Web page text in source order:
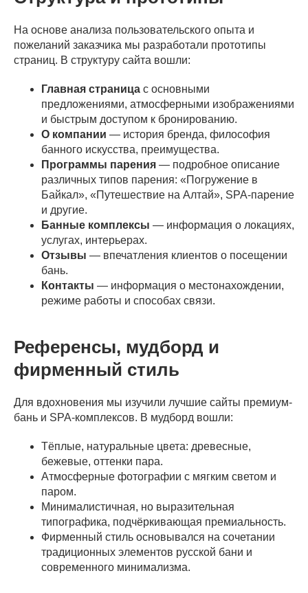
На основе анализа пользовательского опыта и
пожеланий заказчика мы разработали прототипы
страниц. В структуру сайта вошли:
Главная страница с основными
предложениями, атмосферными изображениями
и быстрым доступом к бронированию.
О компании — история бренда, философия
банного искусства, преимущества.
Программы парения — подробное описание
различных типов парения: «Погружение в
Байкал», «Путешествие на Алтай», SPA-парение
и другие.
Банные комплексы — информация о локациях,
услугах, интерьерах.
Отзывы — впечатления клиентов о посещении
бань.
Контакты — информация о местонахождении,
режиме работы и способах связи.
Референсы, мудборд и
фирменный стиль
Для вдохновения мы изучили лучшие сайты премиум-
бань и SPA-комплексов. В мудборд вошли:
Тёплые, натуральные цвета: древесные,
бежевые, оттенки пара.
Атмосферные фотографии с мягким светом и
паром.
Минималистичная, но выразительная
типографика, подчёркивающая премиальность.
Фирменный стиль основывался на сочетании
традиционных элементов русской бани и
современного минимализма.